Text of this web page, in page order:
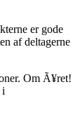
er gode
af deltagerne
Om Ã¥ret!
i